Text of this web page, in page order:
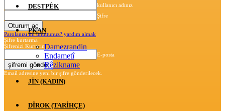
kullanıcı adınız
Şifre
Parolanızı mı unuttunuz? yardım almak
Şifre kurtarma
Şifrenizi Kurtarın
E-posta
Email adresine yeni bir şifre gönderilecek.
DESTPÊK
PKAN
Damezrandin
Endametî
Rêzikname
JİN (KADIN)
DÎROK (TARİHÇE)